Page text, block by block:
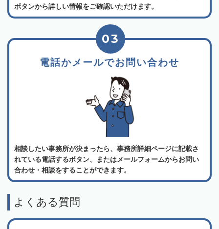
ボタンから詳しい情報をご確認いただけます。
電話かメールでお問い合わせ
03
相談したい事務所が決まったら、事務所詳細ページに記載さ
れている電話するボタン、またはメールフォームからお問い
合わせ・相談をすることができます。
よくある質問